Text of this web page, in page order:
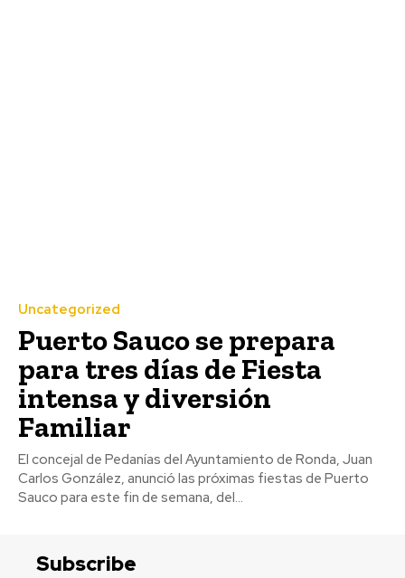
Uncategorized
Puerto Sauco se prepara
para tres días de Fiesta
intensa y diversión
Familiar
El concejal de Pedanías del Ayuntamiento de Ronda, Juan
Carlos González, anunció las próximas fiestas de Puerto
Sauco para este fin de semana, del...
Subscribe